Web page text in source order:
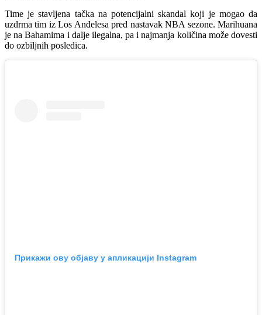
Time je stavljena tačka na potencijalni skandal koji je mogao da
uzdrma tim iz Los Anđelesa pred nastavak NBA sezone. Marihuana
je na Bahamima i dalje ilegalna, pa i najmanja količina može dovesti
do ozbiljnih posledica.
Прикажи ову објаву у апликацији Instagram